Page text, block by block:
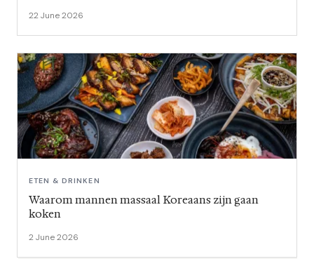
22 June 2026
ETEN & DRINKEN
Waarom mannen massaal Koreaans zijn gaan
koken
2 June 2026